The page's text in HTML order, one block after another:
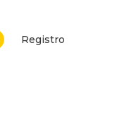
Registro